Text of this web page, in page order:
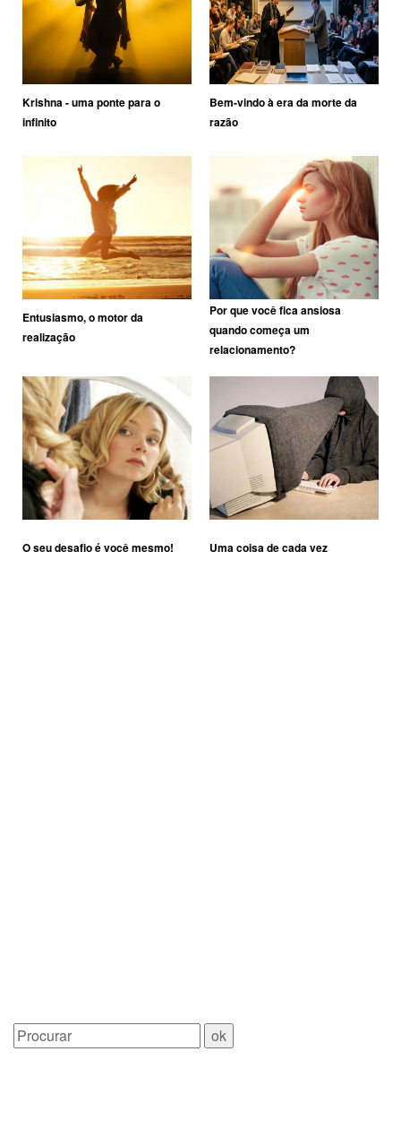
Krishna - uma ponte para o
infinito
Bem-vindo à era da morte da
razão
Entusiasmo, o motor da
realização
Por que você fica ansiosa
quando começa um
relacionamento?
O seu desafio é você mesmo! Uma coisa de cada vez